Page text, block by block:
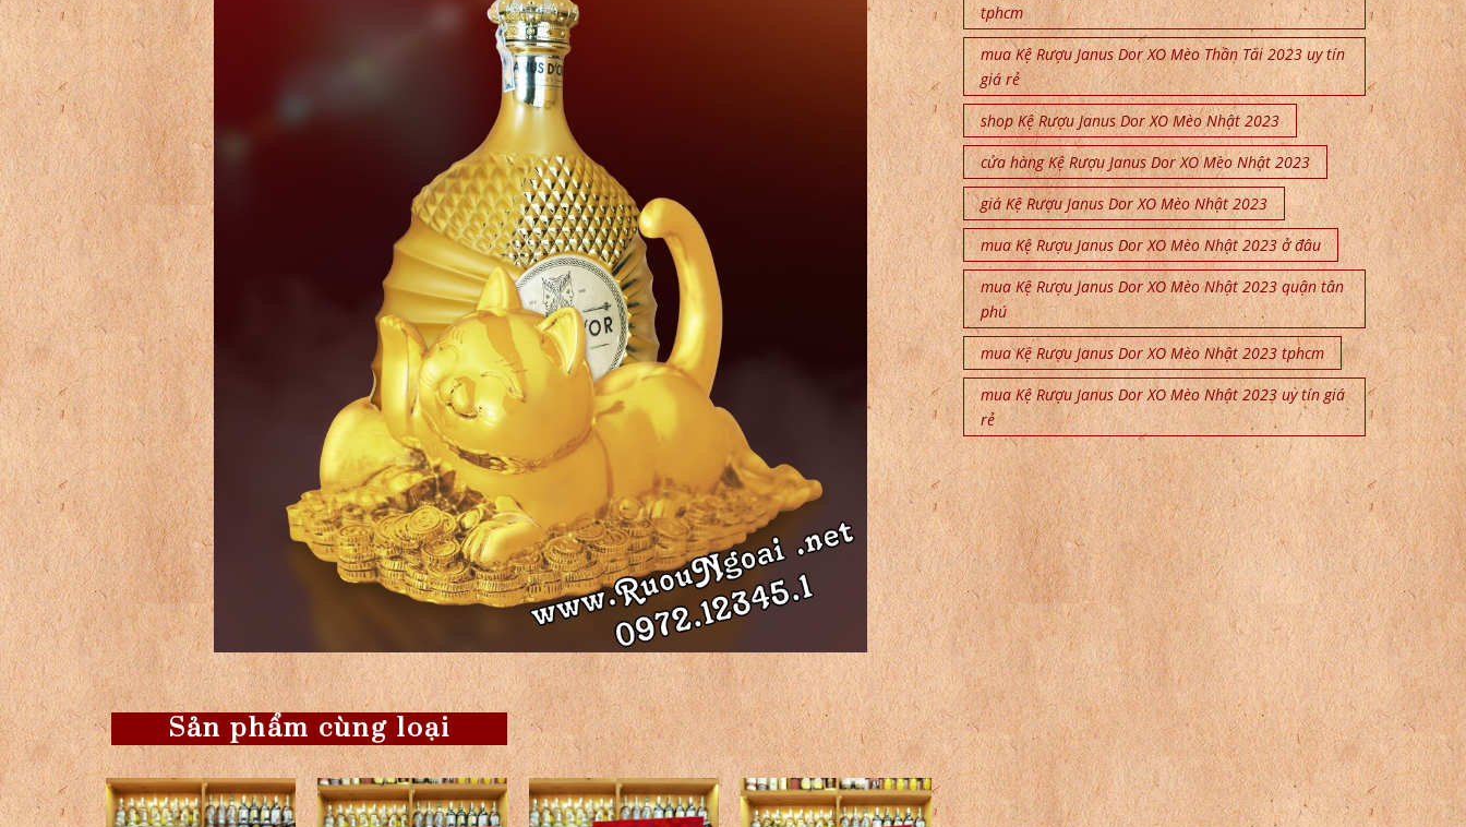
Sản phẩm cùng loại
tphcm
mua Kệ Rượu Janus Dor XO Mèo Thần Tài 2023 uy tín
giá rẻ
shop Kệ Rượu Janus Dor XO Mèo Nhật 2023
cửa hàng Kệ Rượu Janus Dor XO Mèo Nhật 2023
giá Kệ Rượu Janus Dor XO Mèo Nhật 2023
mua Kệ Rượu Janus Dor XO Mèo Nhật 2023 ở đâu
mua Kệ Rượu Janus Dor XO Mèo Nhật 2023 quận tân
phú
mua Kệ Rượu Janus Dor XO Mèo Nhật 2023 tphcm
mua Kệ Rượu Janus Dor XO Mèo Nhật 2023 uy tín giá
rẻ